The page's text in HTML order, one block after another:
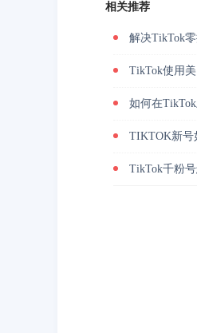
相关推荐
解决TikTok
TikTok使用
如何在
TIKTOK新
TikTok千粉